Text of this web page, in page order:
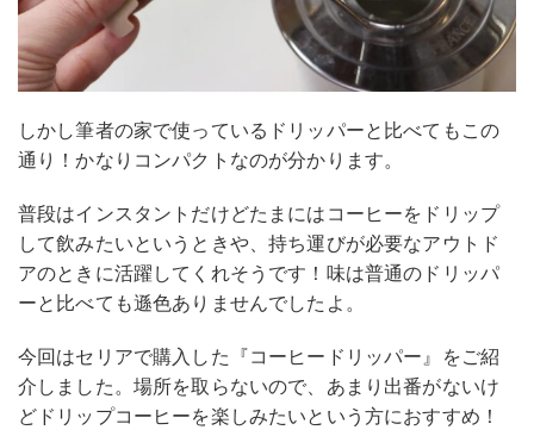
しかし筆者の家で使っているドリッパーと比べてもこの
通り！かなりコンパクトなのが分かります。
普段はインスタントだけどたまにはコーヒーをドリップ
して飲みたいというときや、持ち運びが必要なアウトド
アのときに活躍してくれそうです！味は普通のドリッパ
ーと比べても遜色ありませんでしたよ。
今回はセリアで購入した『コーヒードリッパー』をご紹
介しました。場所を取らないので、あまり出番がないけ
どドリップコーヒーを楽しみたいという方におすすめ！